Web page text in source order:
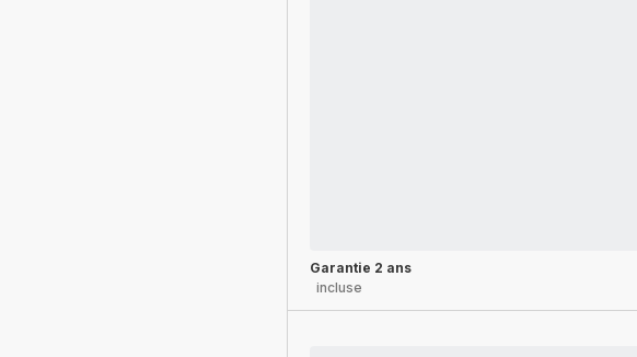
Garantie 2 ans
incluse